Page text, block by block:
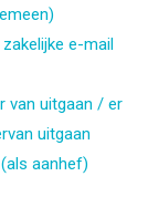
e-mail
van uitgaan / er
uitgaan
aanhef)